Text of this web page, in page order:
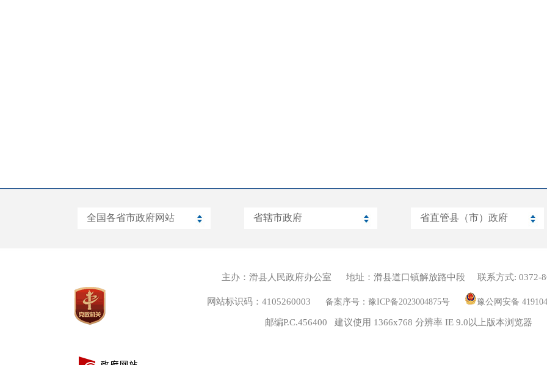
主办：滑县人民政府办公室 地址：滑县道口镇解放路中段 联系方式: 0372-
网站标识码：4105260003 备案序号：豫ICP备2023004875号 豫公网安备
邮编P.C.456400 建议使用 1366x768 分辨率 IE 9.0以上版本浏览器